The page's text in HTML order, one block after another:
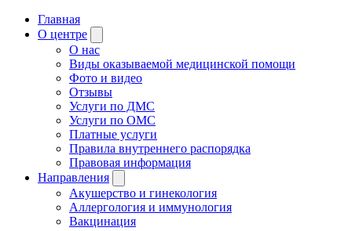
Главная
О центре
О нас
Виды оказываемой медицинской помощи
Фото и видео
Отзывы
Услуги по ДМС
Услуги по ОМС
Платные услуги
Правила внутреннего распорядка
Правовая информация
Направления
Акушерство и гинекология
Аллергология и иммунология
Вакцинация